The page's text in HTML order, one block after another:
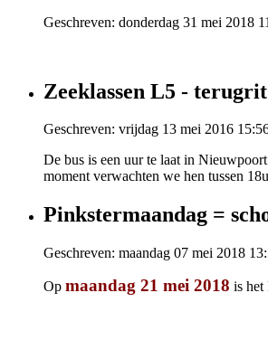
Geschreven: donderdag 31 mei 2018
Zeeklassen L5 - terugrit
Geschreven: vrijdag 13 mei 2016
De bus is een uur te laat in
moment verwachten we hen tussen
Pinkstermaandag =
Geschreven: maandag 07 mei 2018
Op maandag 21 mei 2018 is het